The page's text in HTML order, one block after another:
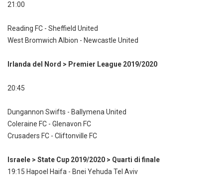
21:00
Reading FC - Sheffield United
West Bromwich Albion - Newcastle United
Irlanda del Nord > Premier League 2019/2020
20:45
Dungannon Swifts - Ballymena United
Coleraine FC - Glenavon FC
Crusaders FC - Cliftonville FC
Israele > State Cup 2019/2020 > Quarti di finale
19:15 Hapoel Haifa - Bnei Yehuda Tel Aviv